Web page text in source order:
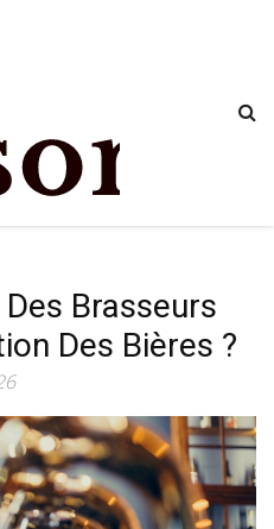
Brasseurs
Des Bières ?